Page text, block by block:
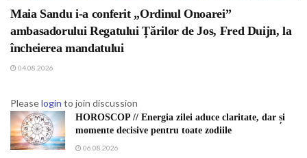
Maia Sandu i-a conferit „Ordinul Onoarei”
ambasadorului Regatului Țărilor de Jos, Fred Duijn, la
încheierea mandatului
04.08.2026
Pleaselogin to join discussion
HOROSCOP // Energia zilei aduce claritate, dar și
momente decisive pentru toate zodiile
06.08.2026